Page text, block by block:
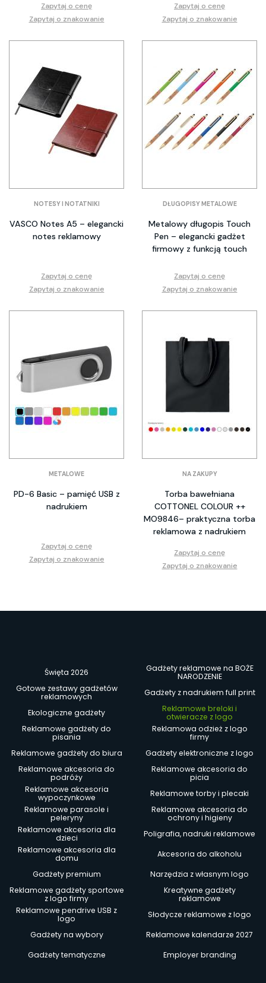
Zapytaj o cenę
Zapytaj o znakowanie
Zapytaj o cenę
Zapytaj o znakowanie
NOTESY I NOTATNIKI
VASCO Notes A5 – elegancki
notes reklamowy
Zapytaj o cenę
Zapytaj o znakowanie
DŁUGOPISY METALOWE
Metalowy długopis Touch
Pen – elegancki gadżet
firmowy z funkcją touch
Zapytaj o cenę
Zapytaj o znakowanie
METALOWE
PD-6 Basic – pamięć USB z
nadrukiem
Zapytaj o cenę
Zapytaj o znakowanie
NA ZAKUPY
Torba bawełniana
COTTONEL COLOUR ++
MO9846– praktyczna torba
reklamowa z nadrukiem
Zapytaj o cenę
Zapytaj o znakowanie
Święta 2026
Gadżety reklamowe na BOŻE
NARODZENIE
Gotowe zestawy gadżetów
reklamowych
Gadżety z nadrukiem full print
Ekologiczne gadżety
Reklamowe breloki i
otwieracze z logo
Reklamowe gadżety do
pisania
Reklamowa odzież z logo
firmy
Reklamowe gadżety do biura
Gadżety elektroniczne z logo
Reklamowe akcesoria do
podróży
Reklamowe akcesoria do
picia
Reklamowe akcesoria
wypoczynkowe
Reklamowe torby i plecaki
Reklamowe parasole i
peleryny
Reklamowe akcesoria do
ochrony i higieny
Reklamowe akcesoria dla
dzieci
Poligrafia, nadruki reklamowe
Reklamowe akcesoria dla
domu
Akcesoria do alkoholu
Gadżety premium
Narzędzia z własnym logo
Reklamowe gadżety sportowe
z logo firmy
Kreatywne gadżety
reklamowe
Reklamowe pendrive USB z
logo
Słodycze reklamowe z logo
Gadżety na wybory
Reklamowe kalendarze 2027
Gadżety tematyczne
Employer branding